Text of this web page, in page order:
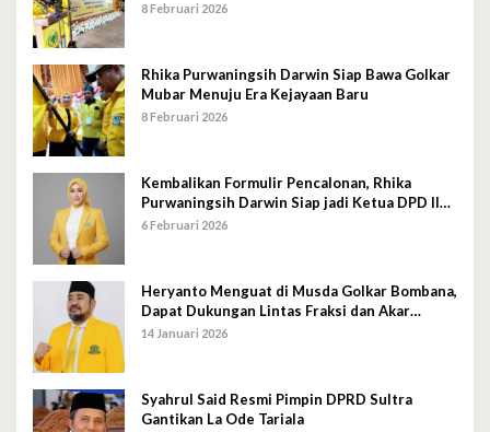
8 Februari 2026
Rhika Purwaningsih Darwin Siap Bawa Golkar
Mubar Menuju Era Kejayaan Baru
8 Februari 2026
Kembalikan Formulir Pencalonan, Rhika
Purwaningsih Darwin Siap jadi Ketua DPD II
Golkar Mubar
6 Februari 2026
Heryanto Menguat di Musda Golkar Bombana,
Dapat Dukungan Lintas Fraksi dan Akar
Rumput
14 Januari 2026
Syahrul Said Resmi Pimpin DPRD Sultra
Gantikan La Ode Tariala